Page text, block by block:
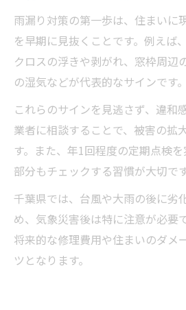
雨漏り対策の第一歩は、住まいに
を早期に見抜くことです。例えば
クロスの浮きや剥がれ、窓枠周辺
の湿気などが代表的なサインです。
これらのサインを見逃さず、違和
業者に相談することで、被害の拡
す。また、年1回程度の定期点検
部分もチェックする習慣が大切です
千葉県では、台風や大雨の後に劣
め、気象災害後は特に注意が必要
将来的な修理費用や住まいのダメ
ツとなります。